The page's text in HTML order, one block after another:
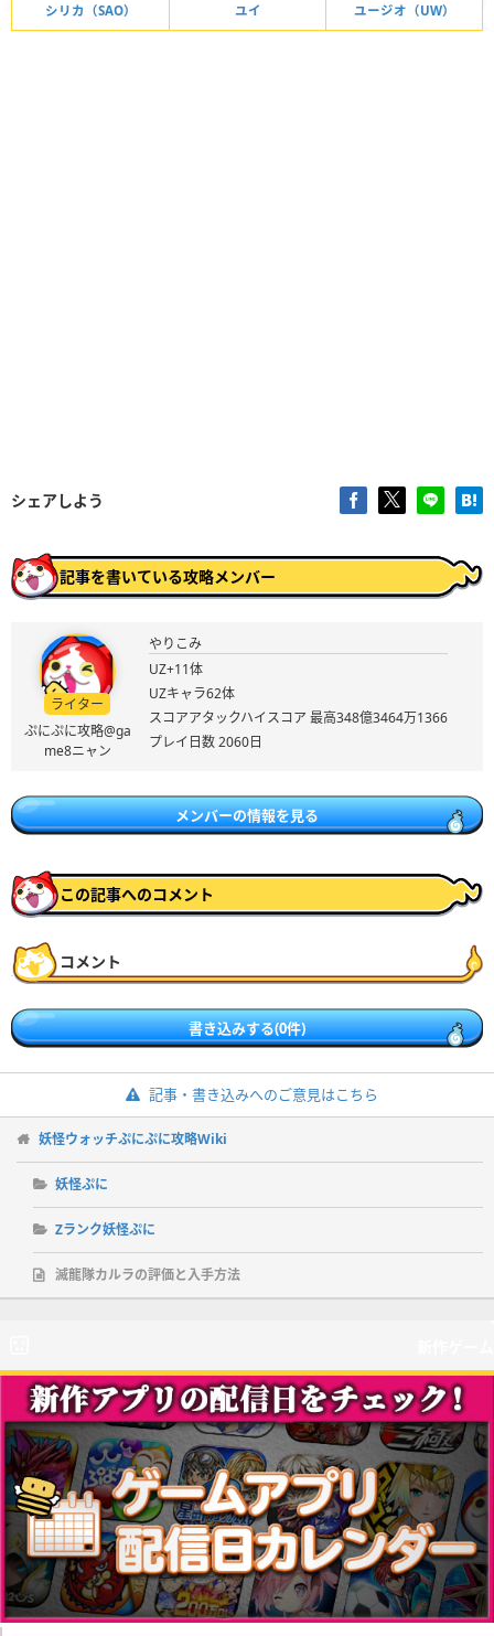
シリカ（SAO） ユイ ユージオ（UW）
シェアしよう
記事を書いている攻略メンバー
ライター
ぷにぷに攻略@ga
me8ニャン
やりこみ
UZ+11体
UZキャラ62体
スコアアタックハイスコア 最高348億3464万1366
プレイ日数 2060日
メンバーの情報を見る
この記事へのコメント
コメント
書き込みする(0件)
記事・書き込みへのご意見はこちら
妖怪ウォッチぷにぷに攻略Wiki
妖怪ぷに
Zランク妖怪ぷに
滅龍隊カルラの評価と入手方法